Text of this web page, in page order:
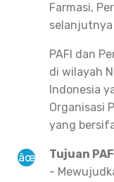
Farmasi,
selanjutnya
PAFI dan
di wilayah
Indonesia
Organisasi
yang
Tujuan
-